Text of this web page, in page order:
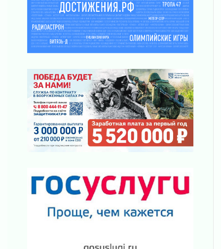
За сутки в Ленинградской области
ликвидировали 10 пожаров
03 августа 2026
Клюква наливается, но в корзинку пока не
просится
Строительные компании Ленобласти
подняли зарплаты почти на 40% за год
03 августа 2026
Шесть новых жизней в честь дня рождения
Ленинградской области
03 августа 2026
Уроки безопасности для детей и взрослых
десантных войск
02 августа 2026
«Активное лето»
02 августа 2026
Ленобласть отметила заслуги жителей перед